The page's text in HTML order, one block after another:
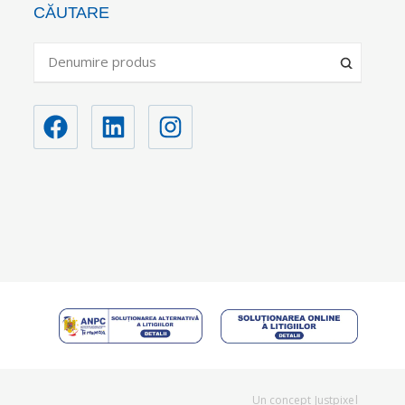
CĂUTARE
Un concept Justpixel